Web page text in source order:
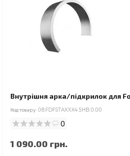
Внутрішня арка/підкрилок для
Код товару: 08.FDFSTAXXX4.5HB.0.00
0
1 090.00 грн.